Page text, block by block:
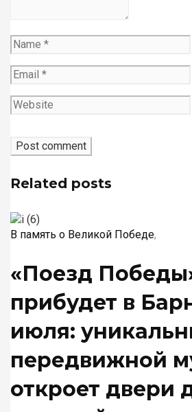
Related posts
В память о Великой Победе,
«Поезд
прибудет в
июля:
передвижной
откроет двери